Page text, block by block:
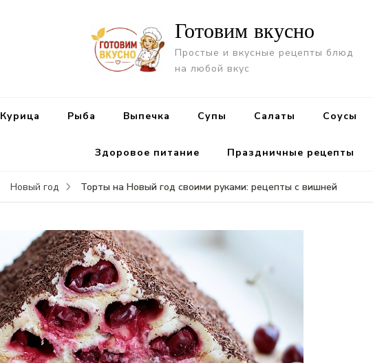
Готовим вкусно
Простые и вкусные рецепты блюд
на любой вкус
Курица Рыба Выпечка Супы Салаты Cоусы
Здоровое питание Праздничные рецепты
Новый год Торты на Новый год своими руками: рецепты с вишней